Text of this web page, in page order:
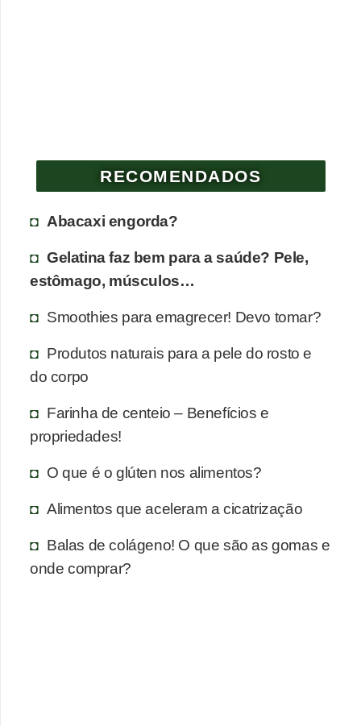
RECOMENDADOS
Abacaxi engorda?
Gelatina faz bem para a saúde? Pele,
estômago, músculos…
Smoothies para emagrecer! Devo tomar?
Produtos naturais para a pele do rosto e
do corpo
Farinha de centeio – Benefícios e
propriedades!
O que é o glúten nos alimentos?
Alimentos que aceleram a cicatrização
Balas de colágeno! O que são as gomas e
onde comprar?